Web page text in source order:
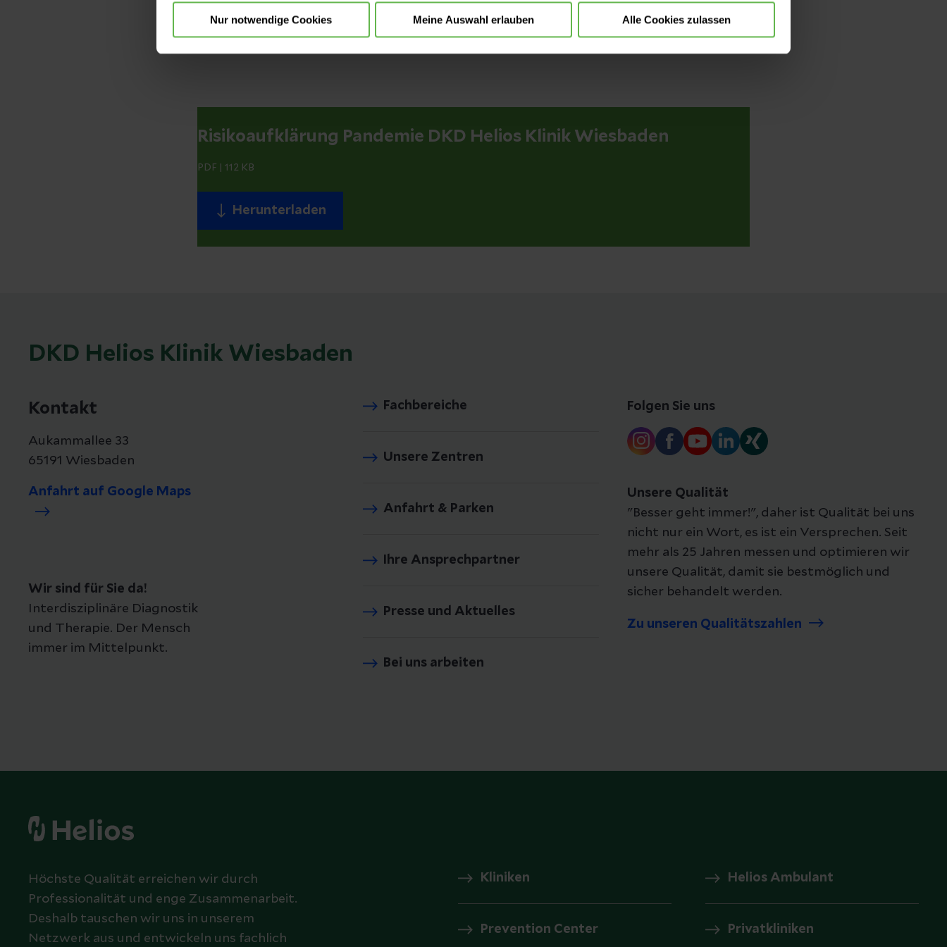
Nur notwendige Cookies Meine Auswahl erlauben Alle Cookies zulassen
bislang keine Übertragungen/Neuinfektionen verzeichnet. Mehr als 90% unserer
Mitarbeiterinnen und Mitarbeiter sind vollständig geimpft. Über das Restrisiko einer
Risikoaufklärung Pandemie DKD Helios Klinik Wiesbaden
PDF 112 KB
Herunterladen
DKD Helios Klinik Wiesbaden
Kontakt
Aukammallee 33
65191 Wiesbaden
Anfahrt auf Google Maps
Wir sind für Sie da!
Interdisziplinäre Diagnostik
und Therapie. Der Mensch
immer im Mittelpunkt.
Fachbereiche
Unsere Zentren
Anfahrt & Parken
Ihre Ansprechpartner
Presse und Aktuelles
Bei uns arbeiten
Folgen Sie uns
Unsere Qualität
"Besser geht immer!", daher ist Qualität bei uns
nicht nur ein Wort, es ist ein Versprechen. Seit
mehr als 25 Jahren messen und optimieren wir
unsere Qualität, damit sie bestmöglich und
sicher behandelt werden.
Zu unseren Qualitätszahlen
Höchste Qualität erreichen wir durch
Professionalität und enge Zusammenarbeit.
Deshalb tauschen wir uns in unserem
Netzwerk aus und entwickeln uns fachlich
Kliniken Helios Ambulant
Prevention Center Privatkliniken